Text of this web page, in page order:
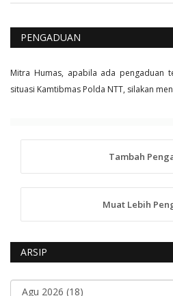
PENGADUAN
Mitra Humas, apabila ada pengaduan
situasi Kamtibmas Polda NTT, silakan
Tambah
Muat Lebih
ARSIP